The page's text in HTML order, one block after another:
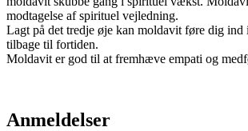
modtagelse af spirituel vejledning.
Lagt på det tredje øje kan moldavit føre dig ind
tilbage til fortiden.
Moldavit er god til at fremhæve empati og
Anmeldelser